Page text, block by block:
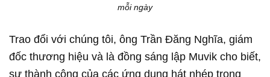
mỗi ngày
Trao đổi với chúng tôi, ông Trần Đăng Nghĩa, giám
đốc thương hiệu và là đồng sáng lập Muvik cho biết,
sự thành công của các ứng dụng hát nhép trong